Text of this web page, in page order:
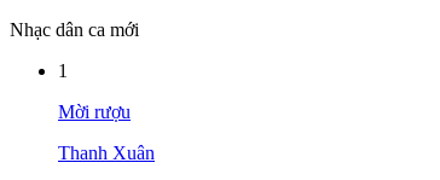
Nhạc dân ca mới
1
Mời rượu
Thanh Xuân